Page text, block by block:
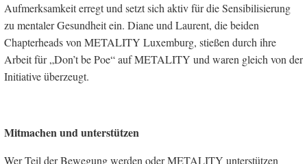
Aufmerksamkeit erregt und setzt sich aktiv für die Sensibilisierung
zu mentaler Gesundheit ein. Diane und Laurent, die beiden
Chapterheads von METALITY Luxemburg, stießen durch ihre
Arbeit für „Don’t be Poe“ auf METALITY und waren gleich von der
Initiative überzeugt.
Mitmachen und unterstützen
Wer Teil der Bewegung werden oder METALITY unterstützen